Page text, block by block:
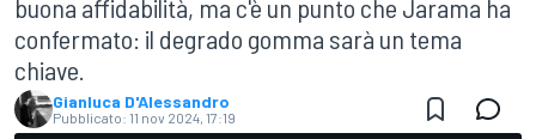
buona affidabilità, ma c'è un punto che Jarama ha
confermato: il degrado gomma sarà un tema
chiave.
Gianluca D'Alessandro
Pubblicato: 11 nov 2024, 17:19